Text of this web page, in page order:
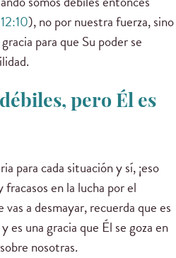
), no por nuestra fuerza, sino
para que Su poder se
pero Él es
para cada situación y sí, ¡eso
en la lucha por el
a desmayar, recuerda que es
es una gracia que Él se goza en
nosotras.